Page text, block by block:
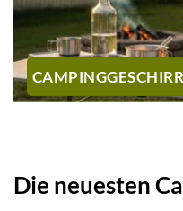
CAMPINGGESCHIRR
Die neuesten